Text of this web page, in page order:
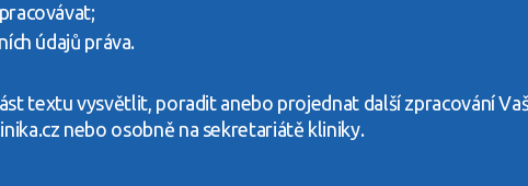
údajů práva.
textu vysvětlit, poradit anebo projednat další zpracování
nebo osobně na sekretariátě kliniky.